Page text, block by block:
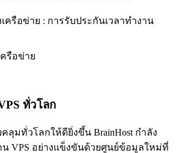
ครือข่าย : การรับประกันเวลาทำงาน
รือข่าย
ทั่วโลก
ลุมทั่วโลกให้ดียิ่งขึ้น BrainHost กำลัง
VPS อย่างแข็งขันด้วยศูนย์ข้อมูลใหม่ที่